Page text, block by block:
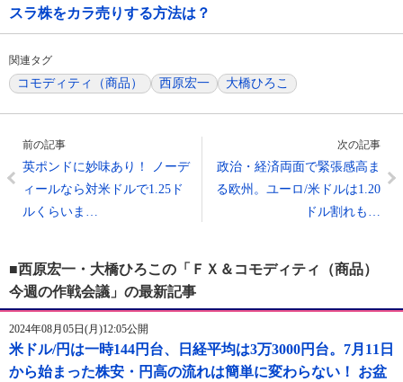
スラ株をカラ売りする方法は？
関連タグ
コモディティ（商品） 西原宏一 大橋ひろこ
前の記事
英ポンドに妙味あり！ ノーデ
ィールなら対米ドルで1.25ド
ルくらいま…
次の記事
政治・経済両面で緊張感高ま
る欧州。ユーロ/米ドルは1.20
ドル割れも…
■西原宏一・大橋ひろこの「ＦＸ＆コモディティ（商品）
今週の作戦会議」の最新記事
2024年08月05日(月)12:05公開
米ドル/円は一時144円台、日経平均は3万3000円台。7月11日
から始まった株安・円高の流れは簡単に変わらない！ お盆